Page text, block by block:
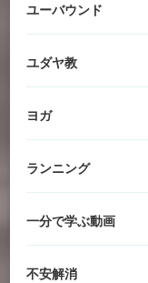
ユーバウンド
ユダヤ教
ヨガ
ランニング
一分で学ぶ動画
不安解消